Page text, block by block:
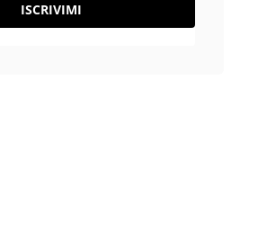
ISCRIVIMI